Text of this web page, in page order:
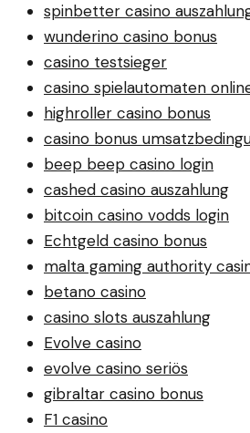
spinbetter casino
wunderino casino bonus
casino testsieger
casino spielautomaten
highroller casino bonus
casino bonus
beep beep casino login
cashed casino auszahlung
bitcoin casino vodds login
Echtgeld casino bonus
malta gaming authority
betano casino
casino slots auszahlung
Evolve casino
evolve casino seriös
gibraltar casino bonus
F1 casino